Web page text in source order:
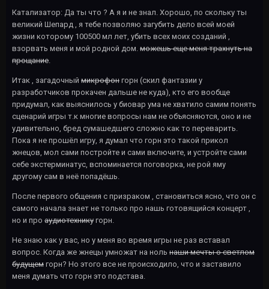
Катализатор: Да ты что ? А я и не знал. Хорошо, по скольку ты
великий Шепард , я тебе позволяю загубить дело всей моей
жизни которому 100500 мл лет, убить всех моих созданий ,
взорвать меня и мой родной дом. можешь еще меня трахнуть на
прощание.
Итак , загадочный микрофон горн (скил фантазии у
разработчиков прокачен дальше не куда), кто его вообще
придумал, как выяснилось у биовар ума не хватило самим понять
сценарий игры т.к многие вопросы нам не объясняются, оно и не
удивительно, бред сумашедшего сложно как то переварить.
Пока я не прошёл игру, я думал что горн это такой прикол
жнецов, мол сами постройте и сами включите, и устройте сами
себе экстерминатус, вспоминается поговорка, не рой яму
другому сам в неё попадёшь.
После первого общения с призраком , становиться ясно, что он с
самого начала знает не только про нашь готовящийся концерт ,
но и про аудиотехнику горн.
Не знаю как у вас, но у меня во время игры не раз вставал
вопрос. Когда же жнецы умножат на ноль наши мечты о светлом
будущем горн? Но этого все не происходило, что и заставило
меня думать что горн это подстава.